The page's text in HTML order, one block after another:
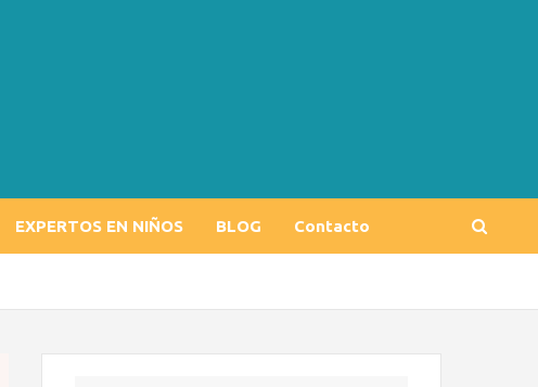
EXPERTOS EN NIÑOS BLOG Contacto